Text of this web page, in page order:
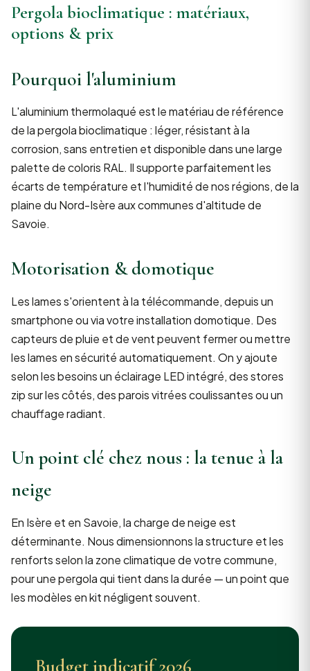
Pergola bioclimatique : matériaux,
options & prix
Pourquoi l'aluminium
L'aluminium thermolaqué est le matériau de référence
de la pergola bioclimatique : léger, résistant à la
corrosion, sans entretien et disponible dans une large
palette de coloris RAL. Il supporte parfaitement les
écarts de température et l'humidité de nos régions, de la
plaine du Nord-Isère aux communes d'altitude de
Savoie.
Motorisation & domotique
Les lames s'orientent à la télécommande, depuis un
smartphone ou via votre installation domotique. Des
capteurs de pluie et de vent peuvent fermer ou mettre
les lames en sécurité automatiquement. On y ajoute
selon les besoins un éclairage LED intégré, des stores
zip sur les côtés, des parois vitrées coulissantes ou un
chauffage radiant.
Un point clé chez nous : la tenue à la
neige
En Isère et en Savoie, la charge de neige est
déterminante. Nous dimensionnons la structure et les
renforts selon la zone climatique de votre commune,
pour une pergola qui tient dans la durée — un point que
les modèles en kit négligent souvent.